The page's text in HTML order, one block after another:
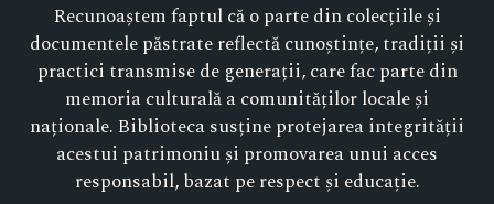
Recunoaștem faptul că o parte din colecțiile și
documentele păstrate reflectă cunoștințe, tradiții și
practici transmise de generații, care fac parte din
memoria culturală a comunităților locale și
naționale. Biblioteca susține protejarea integrității
acestui patrimoniu și promovarea unui acces
responsabil, bazat pe respect și educație.